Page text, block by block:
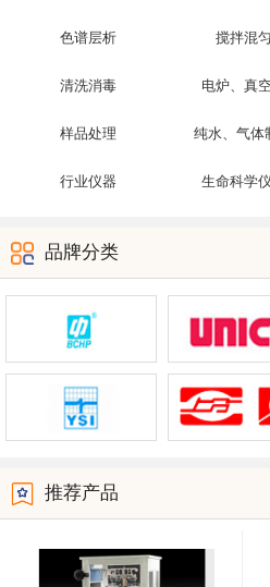
色谱层析 搅拌混匀
清洗消毒 电炉、真
样品处理 纯水、气体
行业仪器 生命科学
品牌分类
推荐产品